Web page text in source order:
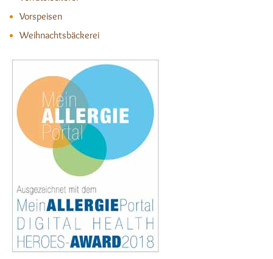
Vorspeisen
Weihnachtsbäckerei